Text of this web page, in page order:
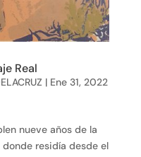
Real
| Ene 31, 2022
nueve años de la
residía desde el